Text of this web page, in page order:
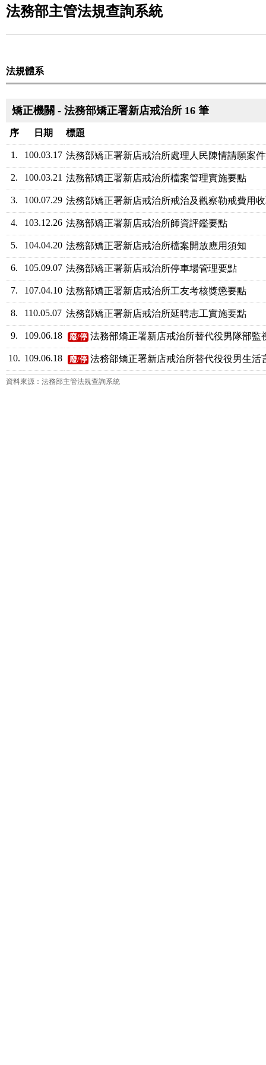
法務部主管法規查詢系統
法規體系
矯正機關 - 法務部矯正署新店戒治所 16 筆
序 日期 標題
1. 100.03.17 法務部矯正署新店戒治所處理人民陳情請願案
2. 100.03.21 法務部矯正署新店戒治所檔案管理實施要點
3. 100.07.29 法務部矯正署新店戒治所戒治及觀察勒戒費用
4. 103.12.26 法務部矯正署新店戒治所師資評鑑要點
5. 104.04.20 法務部矯正署新店戒治所檔案開放應用須知
6. 105.09.07 法務部矯正署新店戒治所停車場管理要點
7. 107.04.10 法務部矯正署新店戒治所工友考核獎懲要點
8. 110.05.07 法務部矯正署新店戒治所延聘志工實施要點
9. 109.06.18 廢/停 法務部矯正署新店戒治所替代役男隊部監
10. 109.06.18 廢/停 法務部矯正署新店戒治所替代役役男生活
資料來源：法務部主管法規查詢系統